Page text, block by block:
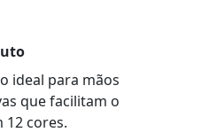
ideal para mãos
que facilitam o
12 cores.